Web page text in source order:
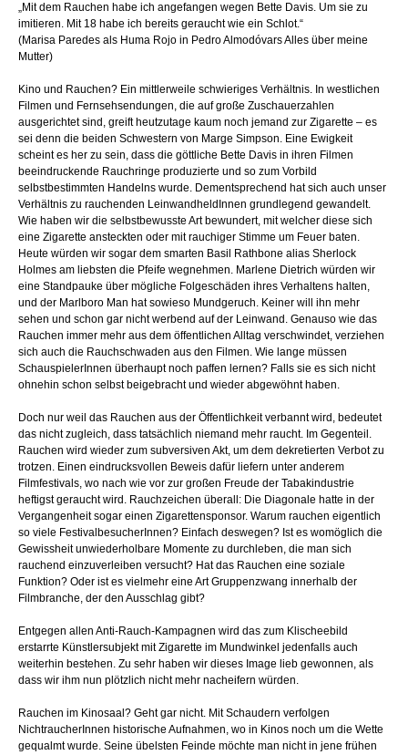
„Mit dem Rauchen habe ich angefangen wegen Bette Davis. Um sie zu
imitieren. Mit 18 habe ich bereits geraucht wie ein Schlot.“
(Marisa Paredes als Huma Rojo in Pedro Almodóvars Alles über meine
Mutter)
Kino und Rauchen? Ein mittlerweile schwieriges Verhältnis. In westlichen
Filmen und Fernsehsendungen, die auf große Zuschauerzahlen
ausgerichtet sind, greift heutzutage kaum noch jemand zur Zigarette – es
sei denn die beiden Schwestern von Marge Simpson. Eine Ewigkeit
scheint es her zu sein, dass die göttliche Bette Davis in ihren Filmen
beeindruckende Rauchringe produzierte und so zum Vorbild
selbstbestimmten Handelns wurde. Dementsprechend hat sich auch unser
Verhältnis zu rauchenden LeinwandheldInnen grundlegend gewandelt.
Wie haben wir die selbstbewusste Art bewundert, mit welcher diese sich
eine Zigarette ansteckten oder mit rauchiger Stimme um Feuer baten.
Heute würden wir sogar dem smarten Basil Rathbone alias Sherlock
Holmes am liebsten die Pfeife wegnehmen. Marlene Dietrich würden wir
eine Standpauke über mögliche Folgeschäden ihres Verhaltens halten,
und der Marlboro Man hat sowieso Mundgeruch. Keiner will ihn mehr
sehen und schon gar nicht werbend auf der Leinwand. Genauso wie das
Rauchen immer mehr aus dem öffentlichen Alltag verschwindet, verziehen
sich auch die Rauchschwaden aus den Filmen. Wie lange müssen
SchauspielerInnen überhaupt noch paffen lernen? Falls sie es sich nicht
ohnehin schon selbst beigebracht und wieder abgewöhnt haben.
Doch nur weil das Rauchen aus der Öffentlichkeit verbannt wird, bedeutet
das nicht zugleich, dass tatsächlich niemand mehr raucht. Im Gegenteil.
Rauchen wird wieder zum subversiven Akt, um dem dekretierten Verbot zu
trotzen. Einen eindrucksvollen Beweis dafür liefern unter anderem
Filmfestivals, wo nach wie vor zur großen Freude der Tabakindustrie
heftigst geraucht wird. Rauchzeichen überall: Die Diagonale hatte in der
Vergangenheit sogar einen Zigarettensponsor. Warum rauchen eigentlich
so viele FestivalbesucherInnen? Einfach deswegen? Ist es womöglich die
Gewissheit unwiederholbare Momente zu durchleben, die man sich
rauchend einzuverleiben versucht? Hat das Rauchen eine soziale
Funktion? Oder ist es vielmehr eine Art Gruppenzwang innerhalb der
Filmbranche, der den Ausschlag gibt?
Entgegen allen Anti-Rauch-Kampagnen wird das zum Klischeebild
erstarrte Künstlersubjekt mit Zigarette im Mundwinkel jedenfalls auch
weiterhin bestehen. Zu sehr haben wir dieses Image lieb gewonnen, als
dass wir ihm nun plötzlich nicht mehr nacheifern würden.
Rauchen im Kinosaal? Geht gar nicht. Mit Schaudern verfolgen
NichtraucherInnen historische Aufnahmen, wo in Kinos noch um die Wette
gequalmt wurde. Seine übelsten Feinde möchte man nicht in jene frühen